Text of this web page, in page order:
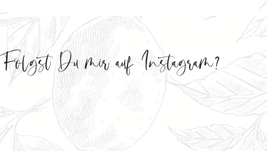
Folgst Du mir auf Instagram?